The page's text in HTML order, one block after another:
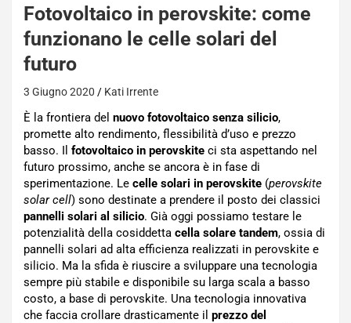
Fotovoltaico in perovskite: come
funzionano le celle solari del
futuro
3 Giugno 2020 Kati Irrente
È la frontiera del nuovo fotovoltaico senza silicio,
promette alto rendimento, flessibilità d’uso e prezzo
basso. Il fotovoltaico in perovskite ci sta aspettando nel
futuro prossimo, anche se ancora è in fase di
sperimentazione. Le celle solari in perovskite (perovskite
solar cell) sono destinate a prendere il posto dei classici
pannelli solari al silicio. Già oggi possiamo testare le
potenzialità della cosiddetta cella solare tandem, ossia di
pannelli solari ad alta efficienza realizzati in perovskite e
silicio. Ma la sfida è riuscire a sviluppare una tecnologia
sempre più stabile e disponibile su larga scala a basso
costo, a base di perovskite. Una tecnologia innovativa
che faccia crollare drasticamente il prezzo del